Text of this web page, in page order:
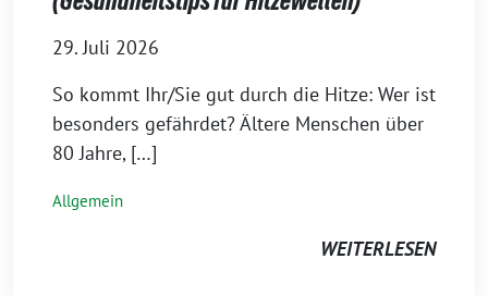
29. Juli 2026
So kommt Ihr/Sie gut durch die Hitze: Wer ist
besonders gefährdet? Ältere Menschen über
80 Jahre, […]
Allgemein
WEITERLESEN